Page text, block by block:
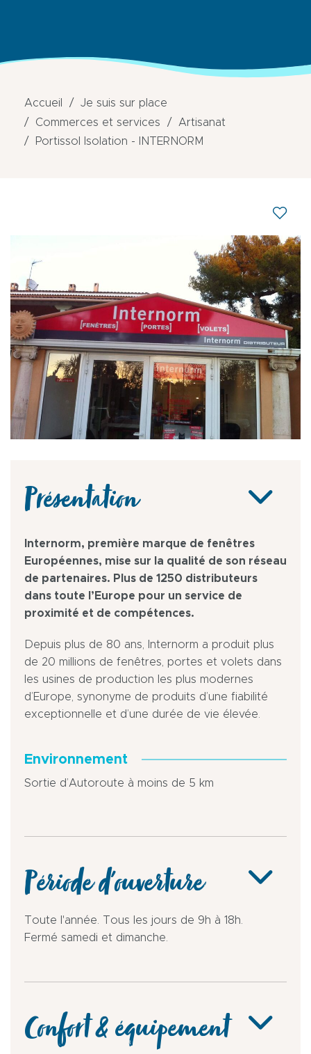
Accueil
Je suis sur place
Commerces et services
Artisanat
Portissol Isolation - INTERNORM
Présentation
Internorm, première marque de fenêtres
Européennes, mise sur la qualité de son réseau
de partenaires. Plus de 1250 distributeurs
dans toute l’Europe pour un service de
proximité et de compétences.
Depuis plus de 80 ans, Internorm a produit plus
de 20 millions de fenêtres, portes et volets dans
les usines de production les plus modernes
d’Europe, synonyme de produits d’une fiabilité
exceptionnelle et d’une durée de vie élevée.
Environnement
Sortie d’Autoroute à moins de 5 km
Période d'ouverture
Toute l'année. Tous les jours de 9h à 18h.
Fermé samedi et dimanche.
Confort & équipement